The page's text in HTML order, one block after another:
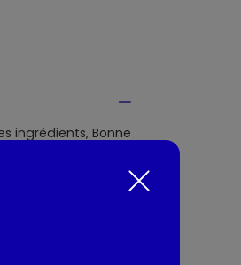
ingrédients, Bonne
Bonne
pour tous les
d'autres encore !
Bonne